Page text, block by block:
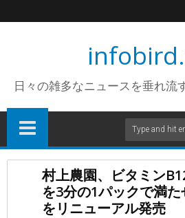
日々の雑多なニュースを垂れ流
村上農園、ビタミン
を3分の1パックで満
をリニューアル発売